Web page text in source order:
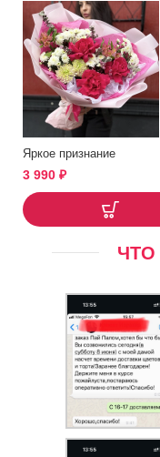
Яркое признание
3 990 ₽